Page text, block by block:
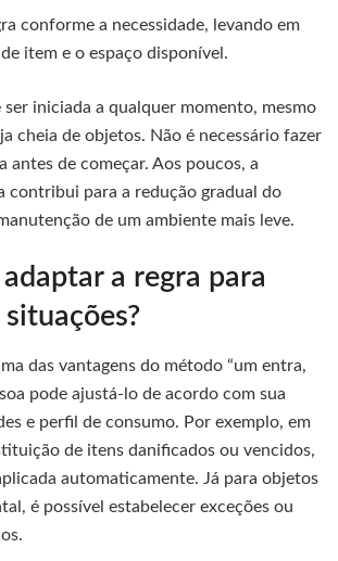
conforme a necessidade, levando em
item e o espaço disponível.
ser iniciada a qualquer momento, mesmo
cheia de objetos. Não é necessário fazer
antes de começar. Aos poucos, a
contribui para a redução gradual do
de um ambiente mais leve.
adaptar a regra para
das vantagens do método “um entra,
pode ajustá-lo de acordo com sua
e perfil de consumo. Por exemplo, em
de itens danificados ou vencidos,
automaticamente. Já para objetos
é possível estabelecer exceções ou